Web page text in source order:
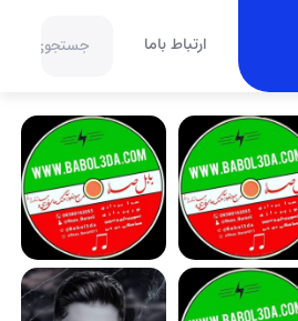
ارتباط باما